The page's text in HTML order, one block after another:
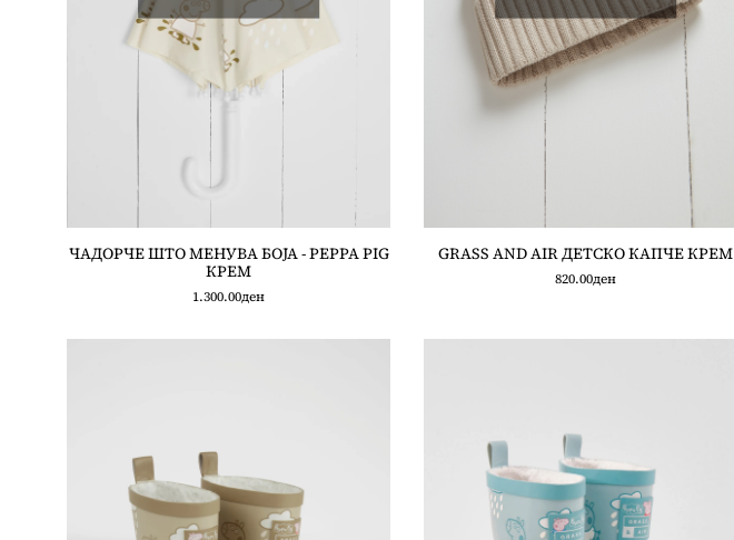
ЧАДОРЧЕ ШТО МЕНУВА БОЈА - PEPPA PIG
КРЕМ
1.300.00ден
GRASS AND AIR ДЕТСКО КАПЧЕ КРЕМ
820.00ден